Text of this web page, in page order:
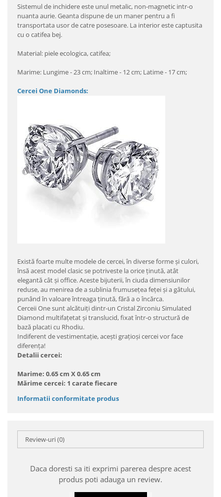
Sistemul de inchidere este unul metalic, non-magnetic intr-o
nuanta aurie. Geanta dispune de un maner pentru a fi
transportata usor de catre posesoare. La interior este captusita
cu o catifea bej.
Material: piele ecologica, catifea;
Marime: Lungime - 23 cm; Inaltime - 12 cm; Latime - 17 cm;
Cercei One Diamonds:
Există foarte multe modele de cercei, în diverse forme şi culori,
însă acest model clasic se potriveste la orice ţinută, atât
elegantă cât şi office. Aceste bijuterii, în ciuda dimensiunilor
reduse, au menirea de a sublinia frumuseţea feţei şi a gâtului,
punând în valoare întreaga ţinută, fără a o încărca.
Cerceii One sunt alcătuiţi dintr-un Cristal Zirconiu Simulated
Diamond multifaţetat şi translucid, fixat într-o structură de
bază placati cu Rhodiu.
Indiferent de vestimentaţie, aceşti graţioşi cercei vor face
diferenţa!
Detalii cercei:
Marime: 0.65 cm X 0.65 cm
Mărime cercei: 1 carate fiecare
Informatii conformitate produs
Review-uri(0)
Daca doresti sa iti exprimi parerea despre acest
produs poti adauga un review.